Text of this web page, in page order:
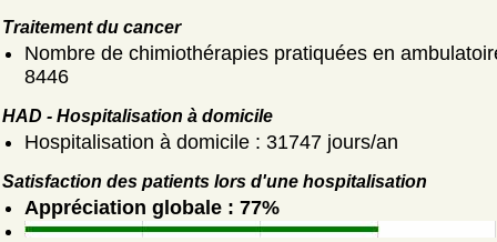
Traitement du cancer
Nombre de chimiothérapies pratiquées en
8446
HAD - Hospitalisation à domicile
Hospitalisation à domicile : 31747 jours/an
Satisfaction des patients lors d'une hospitalisation
Appréciation globale : 77%